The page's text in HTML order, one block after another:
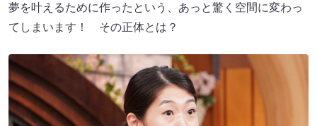
夢を叶えるために作ったという、あっと驚く空間に変わっ
てしまいます！ その正体とは？